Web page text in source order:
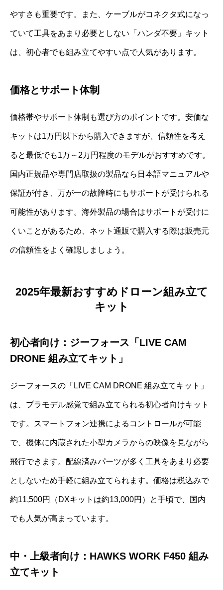
やすさも重要です。また、ケーブルがコネクタ式になっ
ていて工具をあまり必要としない「ハンダ不要」キット
は、初心者でも組み立てやすい点で人気があります。
価格とサポート体制
価格帯やサポート体制も選び方のポイントです。安価な
キットは1万円以下から購入できますが、信頼性を考え
ると最低でも1万～2万円程度のモデルがおすすめです。
国内正規品や専門店取扱の製品なら日本語マニュアルや
保証が付き、万が一の故障時にもサポートが受けられる
可能性があります。海外製品の場合はサポートが受けに
くいことがあるため、ネット通販で購入する際は販売元
の信頼性をよく確認しましょう。
2025年最新おすすめドローン組み立て
キット
初心者向け：ジーフォース「LIVE CAM
DRONE 組み立てキット」
ジーフォースの「LIVE CAM DRONE 組み立てキット」
は、プラモデル感覚で組み立てられる初心者向けキット
です。スマートフォン連携によるコントロールが可能
で、機体に内蔵された小型カメラからの映像を見ながら
飛行できます。配線済みパーツが多く工具をあまり必要
としないため手軽に組み立てられます。価格は税込みで
約11,500円（DXキットは約13,000円）と手頃で、国内
でも人気が高まっています。
中・上級者向け：HAWKS WORK F450 組み
立てキット